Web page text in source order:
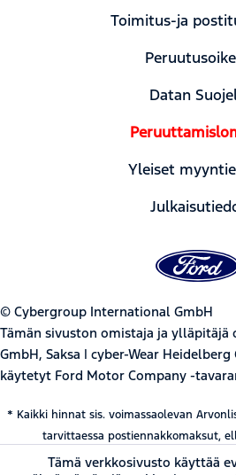
Toimitus-ja
Datan
Yleiset
© Cybergroup International GmbH
Tämän sivuston omistaja ja ylläpitäjä
GmbH, Saksa | cyber-Wear
käytetyt Ford Motor Company -
* Kaikki hinnat sis. voimassaolevan
tarvittaessa postiennakkomaksut,
Tämä verkkosivusto käyttää